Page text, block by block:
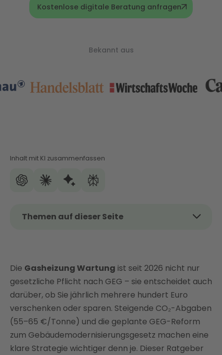
Kostenlose digitale Beratung anfragen
Bekannt aus
Inhalt mit KI zusammenfassen
Themen auf dieser Seite
sinnvoll ist
Gasheizung Wartung: Gesetzliche Pflicht und
Intervalle
Gasheizung Wartung: Wie oft und wann ist der
beste Zeitpunkt?
Gasheizung Wartung: Was wird gemacht?
(Checkliste)
Die Gasheizung Wartung ist seit 2026 nicht nur
gesetzliche Pflicht nach GEG – sie entscheidet auch
darüber, ob Sie jährlich mehrere hundert Euro
verschenken oder sparen. Steigende CO₂-Abgaben
(55–65 €/Tonne) und die geplante GEG-Reform
zum Gebäudemodernisierungsgesetz machen eine
klare Strategie wichtiger denn je. Dieser Ratgeber